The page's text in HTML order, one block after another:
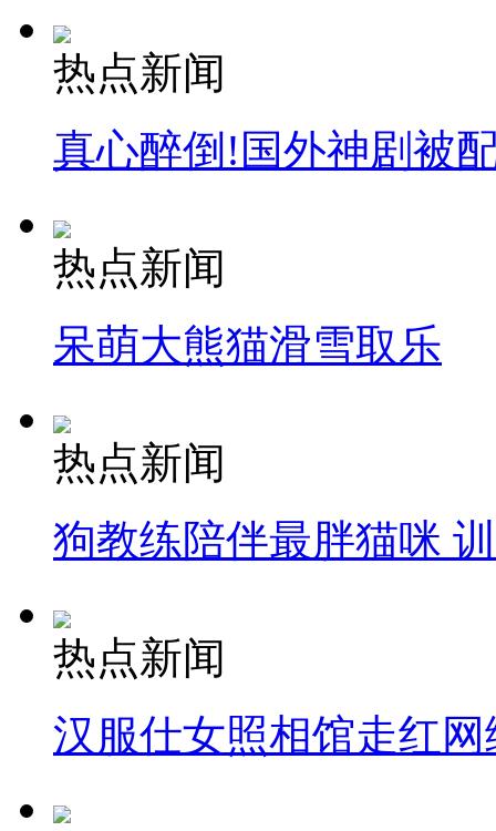
热点新闻
真心醉倒!国外神剧被
热点新闻
呆萌大熊猫滑雪取乐
热点新闻
狗教练陪伴最胖猫咪
热点新闻
汉服仕女照相馆走红网